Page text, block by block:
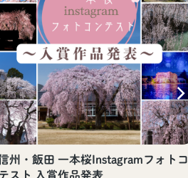
州・飯田 一本桜Instagramフォトコ
スト 入賞作品発表